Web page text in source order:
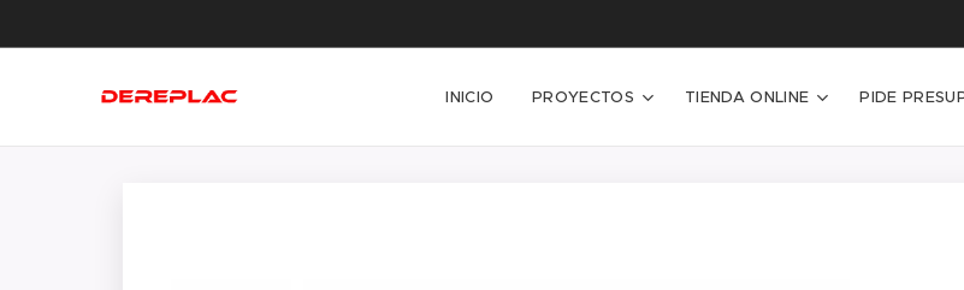
INICIO PROYECTOS TIENDA ONLINE PIDE